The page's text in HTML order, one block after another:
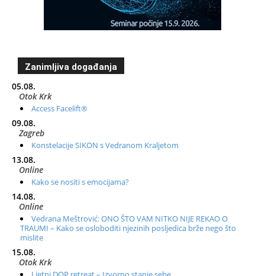
Zanimljiva događanja
05.08.
Otok Krk
Access Facelift®
09.08.
Zagreb
Konstelacije SIKON s Vedranom Kraljetom
13.08.
Online
Kako se nositi s emocijama?
14.08.
Online
Vedrana Meštrović: ONO ŠTO VAM NITKO NIJE REKAO O
TRAUMI – Kako se osloboditi njezinih posljedica brže nego što
mislite
15.08.
Otok Krk